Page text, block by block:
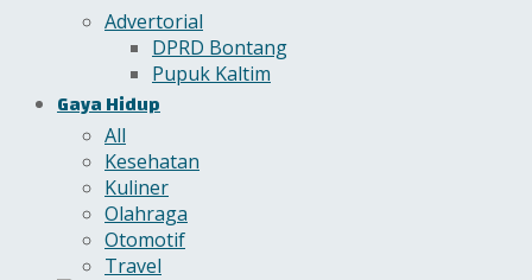
Advertorial
DPRD Bontang
Pupuk Kaltim
Gaya Hidup
All
Kesehatan
Kuliner
Olahraga
Otomotif
Travel